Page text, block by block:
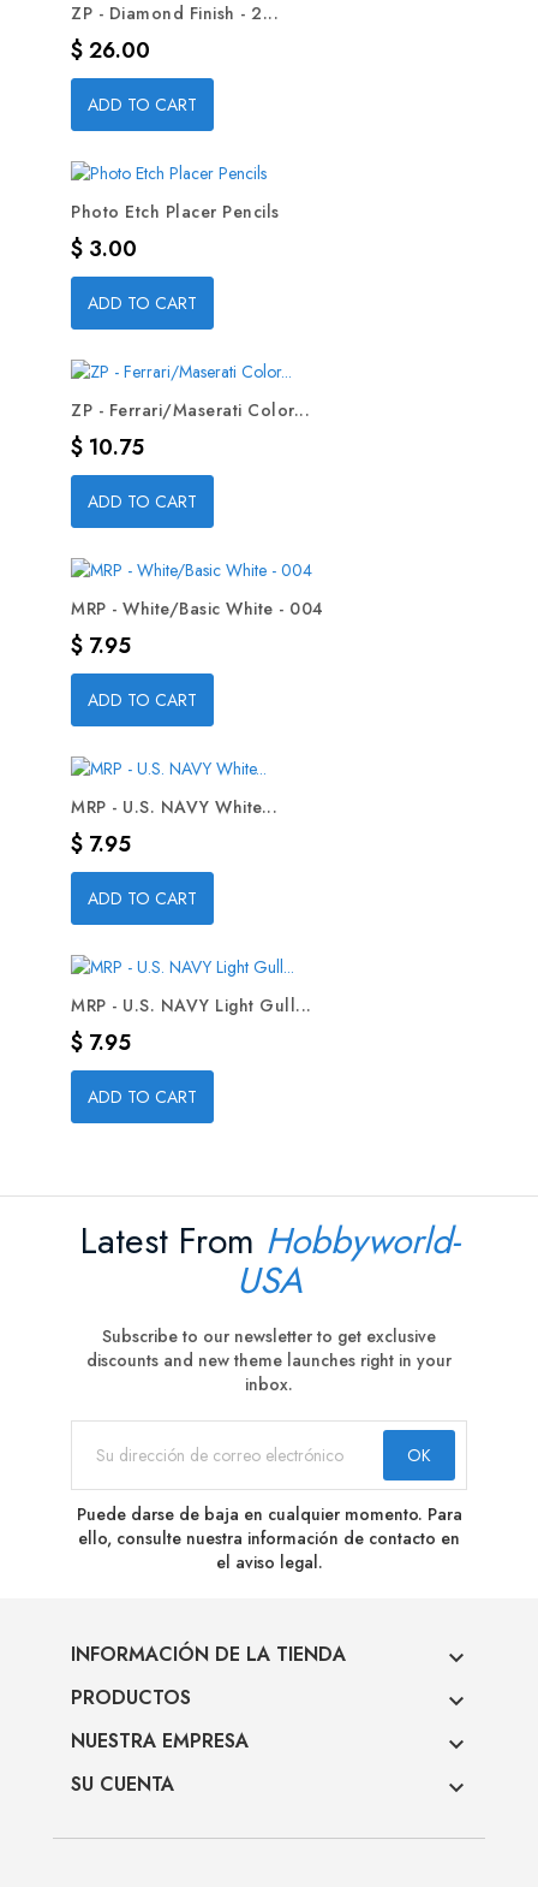
ZP - Diamond Finish - 2...
Precio
$ 26.00
ADD TO CART
Photo Etch Placer Pencils
Precio
$ 3.00
ADD TO CART
ZP - Ferrari/Maserati Color...
Precio
$ 10.75
ADD TO CART
MRP - White/Basic White - 004
Precio
$ 7.95
ADD TO CART
MRP - U.S. NAVY White...
Precio
$ 7.95
ADD TO CART
MRP - U.S. NAVY Light Gull...
Precio
$ 7.95
ADD TO CART
Latest From Hobbyworld-
USA
Subscribe to our newsletter to get exclusive
discounts and new theme launches right in your
inbox.
Puede darse de baja en cualquier momento. Para
ello, consulte nuestra información de contacto en
el aviso legal.
INFORMACIÓN DE LA TIENDA 
PRODUCTOS 
NUESTRA EMPRESA 
SU CUENTA 